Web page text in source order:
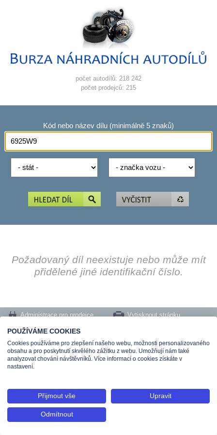
počet autodílů: 218 242
počet prodejců: 215
Kód nebo název dílu (minimálně 5 znaků)
Požadovaný díl neexistuje nebo může mít
přidělené jiné identifikační číslo.
Administrace pro prodejce
Vytisknout stránku
Nastavení cookies
Tel.: +420 491 519 500 | E-mail: helpdesk@teas.cz | Provozovna: tř. T.Bati 299,
763 02 Zlín
© 2026 Teas spol. s r. o., Platnéřská 88/9, 110 00 Praha 1 - Staré Město, IČO:
48906565, DIČ: CZ699008048, Zapsána v OR vedeném u Městského soudu v
POUŽÍVÁME COOKIES
Cookies používáme pro zlepšení našeho webu, možnosti personalizovaného
obsahu a pro poskytnutí skvělého zážitku z webu. Umožňují nám také
analyzovat chování návštěvníků. Více informací o cookies získáte v
nastavení.
Přijmout vše Upravit
Odmítnout